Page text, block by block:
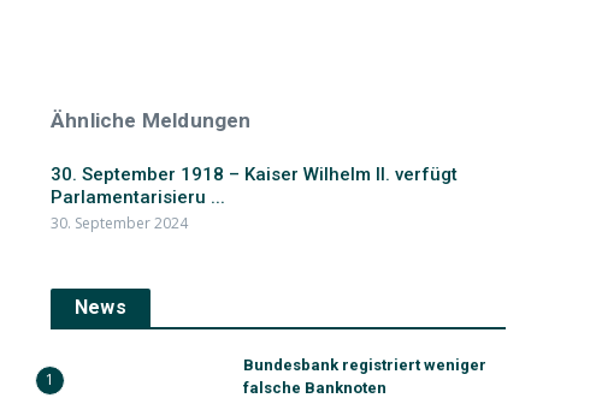
Ähnliche Meldungen
30. September 1918 – Kaiser Wilhelm II. verfügt
Parlamentarisieru ...
30. September 2024
News
1
Bundesbank registriert weniger
falsche Banknoten